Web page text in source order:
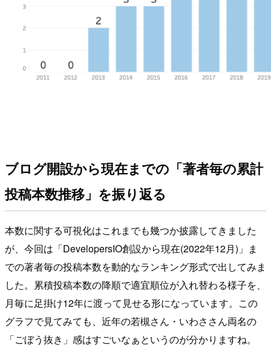
ブログ開設から現在までの「著者毎の累計
投稿本数推移」を振り返る
本数に関する可視化はこれまでも幾つか披露してきました
が、今回は「DevelopersIO創設から現在(2022年12月)」ま
での著者毎の投稿本数を動的なランキング形式で出してみま
した。累積投稿本数の降順で適宜順位が入れ替わる様子を、
月毎に足掛け12年に渡って見せる形になっています。この
グラフで見てみても、近年の若槻さん・いわささん両名の
「ごぼう抜き」感はすごいなぁというのが分かりますね。